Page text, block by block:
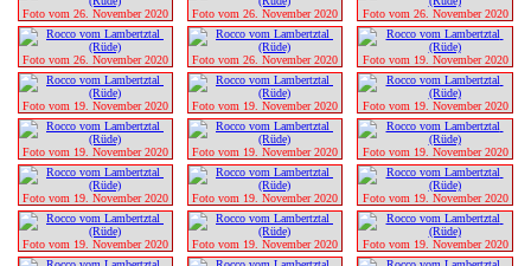
Foto vom 26. November 2020 Foto vom 26. November 2020 Foto vom 26. November 2020
Foto vom 26. November 2020 Foto vom 26. November 2020 Foto vom 19. November 2020
Foto vom 19. November 2020 Foto vom 19. November 2020 Foto vom 19. November 2020
Foto vom 19. November 2020 Foto vom 19. November 2020 Foto vom 19. November 2020
Foto vom 19. November 2020 Foto vom 19. November 2020 Foto vom 19. November 2020
Foto vom 19. November 2020 Foto vom 19. November 2020 Foto vom 19. November 2020